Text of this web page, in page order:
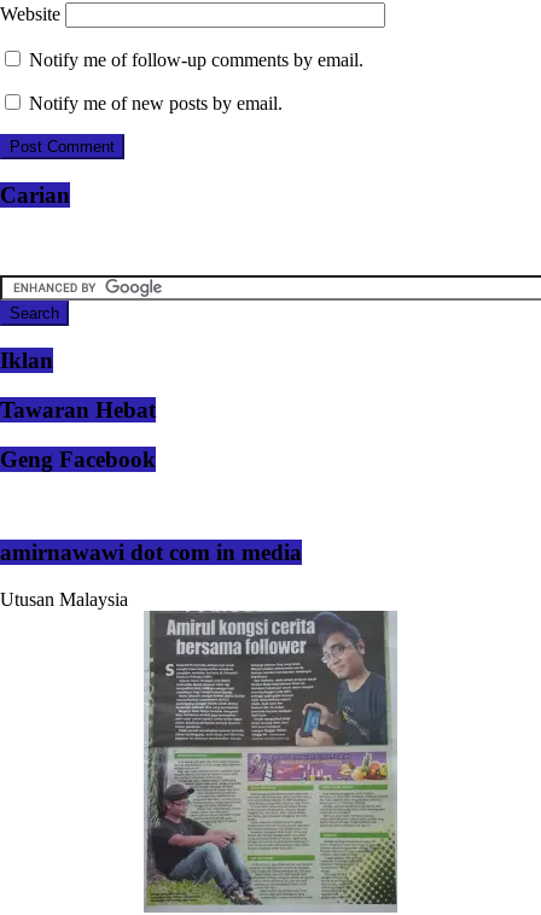
Website
Notify me of follow-up comments by email.
Notify me of new posts by email.
Carian
Iklan
Tawaran Hebat
Geng Facebook
amirnawawi dot com in media
Utusan Malaysia